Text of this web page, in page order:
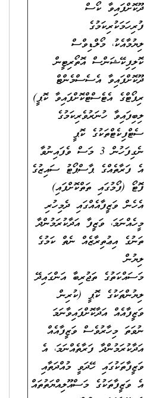
ދޫކޮށްފައިވާ ކޯސް
ފުރިހަމަކުރިކަމުގެ
ލިޔުމާއެކު، މޯލްޑިވްސް
ކޮލިފިކޭޝަންސް އޮތޯރިޓީން
ދޫކޮށްފައިވާ އެސެސްމެންޓް
ރިޕޯޓްގެ އެޓެސްޓްކޮށްފައިވާ ކޮޕީ)
ލިބިފައިވާ ހުނަރުވެރިކަމުގެ
ސެޓްފިކެޓްތަކުގެ ކޮޕީ
ނެގިފަހުން 3 މަސް ވެފައިނުވާ
އެ ފަރާތެއްގެ ޕާސްޕޯޓު ސައިޒުގެ
ފޮޓޯ (ފޯމުގައި ތަތްކޮށްފައި)
އެހެން ވަޒީފާއެއްގައި ދެމިހުރި
މީހެއްނަމަ، ވަޒީފާ އަދާކުރަމުންދާ
ތަނުގެ އިޢުތިރާޒެއް ނެތް ކަމުގެ
ލިޔުން
މަސައްކަތުގެ ތަޖުރިބާ އަންގައިދޭ
ލިޔުންތަކުގެ ކޮޕީ (ކުރިން
ވަޒީފާއެއް އަދާކޮށްފައިވާނަމަ
ނުވަތަ މިހާރުވެސް ވަޒީފާއެއް
އަދާކުރަމުންދާ ފަރާތެއްނަމަ، އެ
ވަޒީފާތަކުގައި ހޭދަވީ މުއްދަތާއި
އެ ވަޒީފާތަކުގެ މަސްއޫލިއްޔަތުތައް